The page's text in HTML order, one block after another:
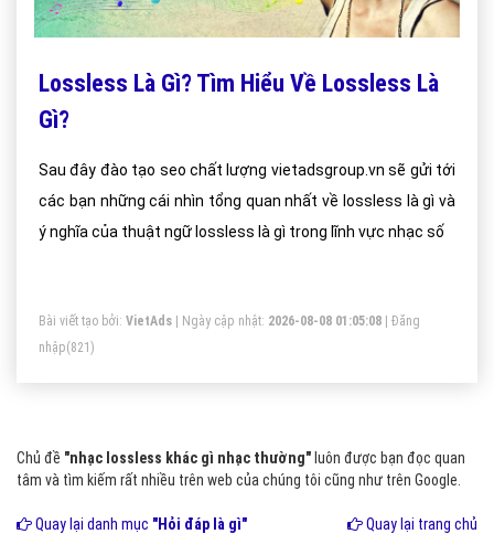
Lossless Là Gì? Tìm Hiểu Về Lossless Là
Gì?
Sau đây đào tạo seo chất lượng vietadsgroup.vn sẽ gửi tới
các bạn những cái nhìn tổng quan nhất về lossless là gì và
ý nghĩa của thuật ngữ lossless là gì trong lĩnh vực nhạc số
Bài viết tạo bởi: VietAds | Ngày cập nhật: 2026-08-08 01:05:08
Đăng
nhập(821)
Chủ đề "nhạc lossless khác gì nhạc thường" luôn được bạn đọc quan
tâm và tìm kiếm rất nhiều trên web của chúng tôi cũng như trên Google.
Quay lại danh mục "Hỏi đáp là gì" Quay lại trang chủ